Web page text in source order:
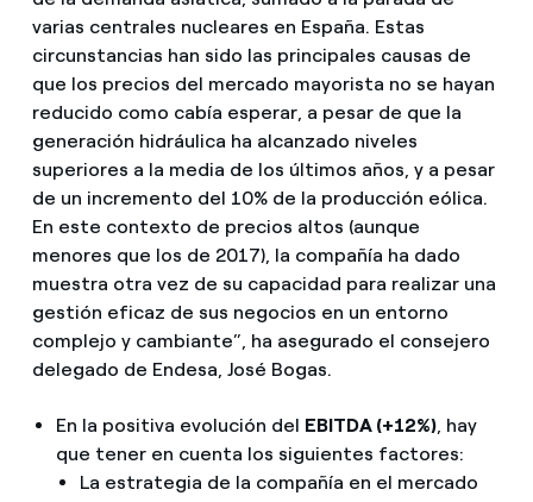
varias centrales nucleares en España. Estas
circunstancias han sido las principales causas de
que los precios del mercado mayorista no se hayan
reducido como cabía esperar, a pesar de que la
generación hidráulica ha alcanzado niveles
superiores a la media de los últimos años, y a pesar
de un incremento del 10% de la producción eólica.
En este contexto de precios altos (aunque
menores que los de 2017), la compañía ha dado
muestra otra vez de su capacidad para realizar una
gestión eficaz de sus negocios en un entorno
complejo y cambiante”, ha asegurado el consejero
delegado de Endesa, José Bogas.
En la positiva evolución del EBITDA (+12%), hay
que tener en cuenta los siguientes factores:
La estrategia de la compañía en el mercado